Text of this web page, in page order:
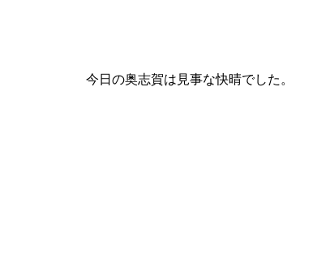
今日の奥志賀は見事な快晴でした。